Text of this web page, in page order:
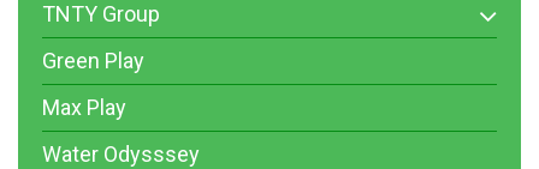
TNTY Group
Green Play
Max Play
Water Odysssey